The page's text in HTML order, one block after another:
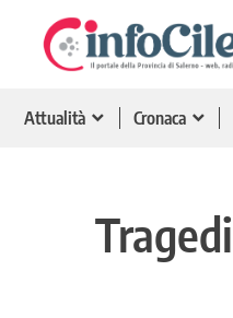
Attualità Cronaca